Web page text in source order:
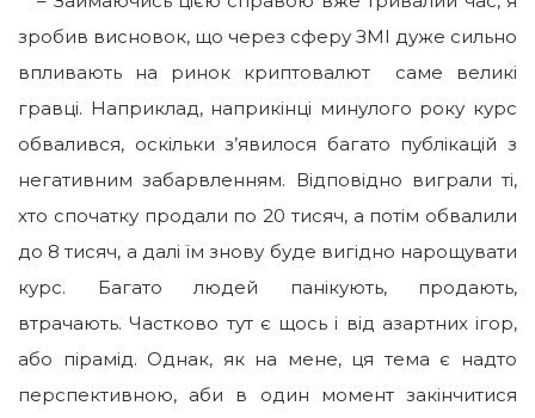
зробив висновок, що через сферу ЗМІ дуже сильно
впливають на ринок криптовалют саме великі
гравці. Наприклад, наприкінці минулого року курс
обвалився, оскільки з’явилося багато публікацій з
негативним забарвленням. Відповідно виграли ті,
хто спочатку продали по 20 тисяч, а потім обвалили
до 8 тисяч, а далі їм знову буде вигідно нарощувати
курс. Багато людей панікують, продають,
втрачають. Частково тут є щось і від азартних ігор,
або пірамід. Однак, як на мене, ця тема є надто
перспективною, аби в один момент закінчитися